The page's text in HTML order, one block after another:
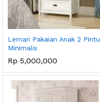
Lemari Pakaian Anak 2 Pintu
Minimalis
Rp 5,000,000